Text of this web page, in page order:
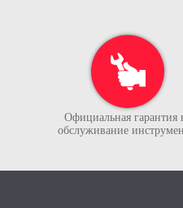
Официальная гарантия
обслуживание